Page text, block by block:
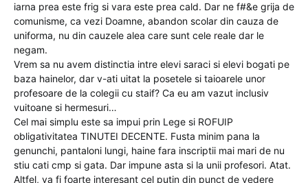
iarna prea este frig si vara este prea cald. Dar ne f#&e grija de
comunisme, ca vezi Doamne, abandon scolar din cauza de
uniforma, nu din cauzele alea care sunt cele reale dar le
negam.
Vrem sa nu avem distinctia intre elevi saraci si elevi bogati pe
baza hainelor, dar v-ati uitat la posetele si taioarele unor
profesoare de la colegii cu staif? Ca eu am vazut inclusiv
vuitoane si hermesuri…
Cel mai simplu este sa impui prin Lege si ROFUIP
obligativitatea TINUTEI DECENTE. Fusta minim pana la
genunchi, pantaloni lungi, haine fara inscriptii mai mari de nu
stiu cati cmp si gata. Dar impune asta si la unii profesori. Atat.
Altfel, va fi foarte interesant cel putin din punct de vedere